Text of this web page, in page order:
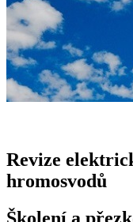
Revize
hromosvodů